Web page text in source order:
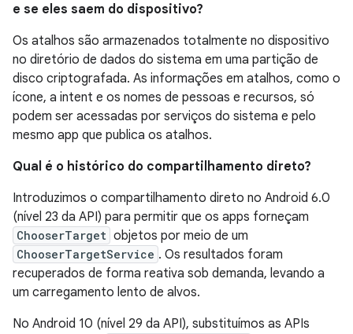
e se eles saem do dispositivo?
Os atalhos são armazenados totalmente no dispositivo
no diretório de dados do sistema em uma partição de
disco criptografada. As informações em atalhos, como o
ícone, a intent e os nomes de pessoas e recursos, só
podem ser acessadas por serviços do sistema e pelo
mesmo app que publica os atalhos.
Qual é o histórico do compartilhamento direto?
Introduzimos o compartilhamento direto no Android 6.0
(nível 23 da API) para permitir que os apps forneçam
ChooserTarget objetos por meio de um
ChooserTargetService . Os resultados foram
recuperados de forma reativa sob demanda, levando a
um carregamento lento de alvos.
No Android 10 (nível 29 da API), substituímos as APIs